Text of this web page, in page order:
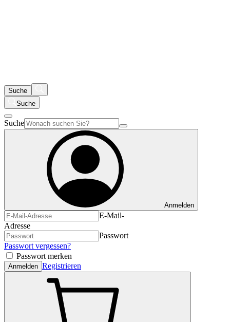
Suche
Suche
Suche
Anmelden
E-Mail-
Adresse
Passwort
Passwort vergessen?
Passwort merken
Anmelden Registrieren